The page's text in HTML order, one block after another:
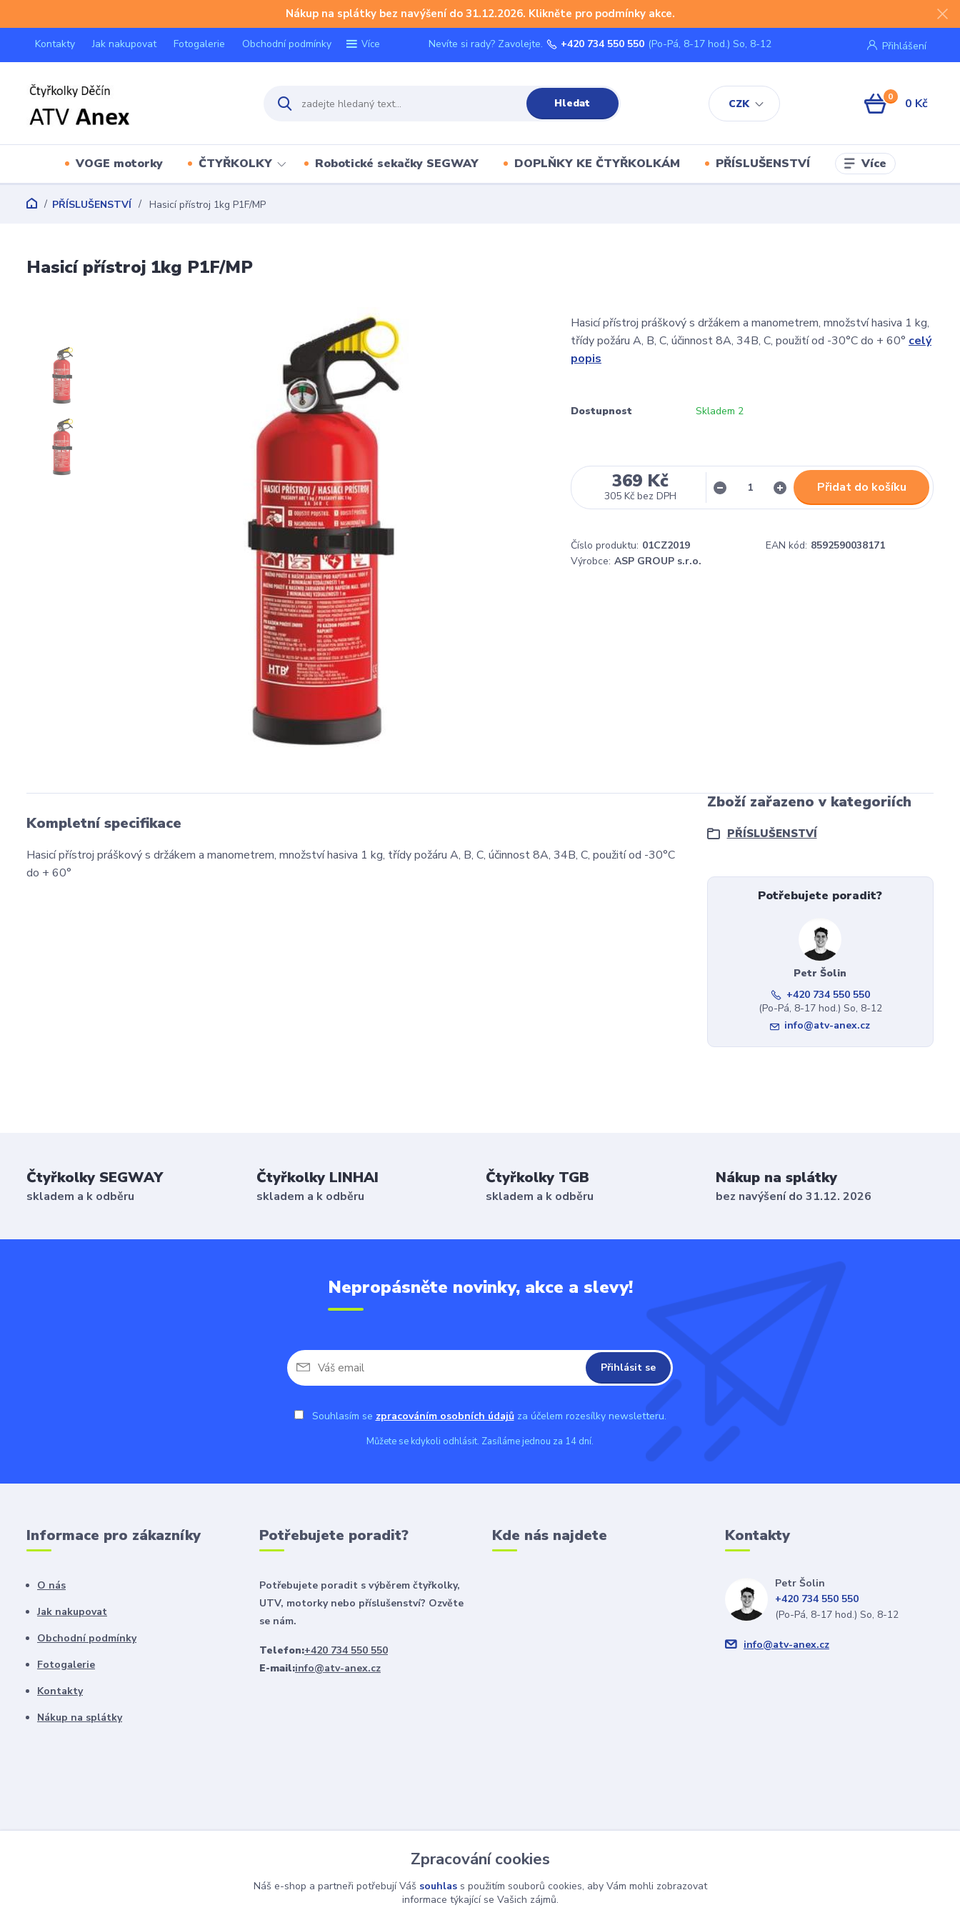
Nákup na splátky bez navýšení do 31.12.2026. Klikněte pro podmínky akce.
Kontakty Jak nakupovat Fotogalerie Obchodní podmínky Více
CZK
Přihlášení
Hledat
Nevíte si rady? Zavolejte. +420 734 550 550 (Po-Pá, 8-17 hod.) So, 8-12
0 0 Kč
VOGE motorky ČTYŘKOLKY Robotické sekačky SEGWAY DOPLŇKY KE ČTYŘKOLKÁM PŘÍSLUŠENSTVÍ Více
PŘÍSLUŠENSTVÍ Hasicí přístroj 1kg P1F/MP
Hasicí přístroj 1kg P1F/MP
Hasicí přístroj práškový s držákem a manometrem, množství hasiva 1 kg,
třídy požáru A, B, C, účinnost 8A, 34B, C, použití od -30°C do + 60° celý
popis
Dostupnost Skladem 2
369 Kč
305 Kč bez DPH
Přidat do košíku
Číslo produktu: 01CZ2019 EAN kód: 8592590038171
Výrobce: ASP GROUP s.r.o.
Kompletní specifikace
Hasicí přístroj práškový s držákem a manometrem, množství hasiva 1 kg, třídy požáru A, B, C, účinnost 8A, 34B, C, použití od -30°C
do + 60°
Zboží zařazeno v kategoriích
PŘÍSLUŠENSTVÍ
Potřebujete poradit?
Petr Šolin
+420 734 550 550
(Po-Pá, 8-17 hod.) So, 8-12
info@atv-anex.cz
Čtyřkolky SEGWAY
skladem a k odběru
Čtyřkolky LINHAI
skladem a k odběru
Čtyřkolky TGB
skladem a k odběru
Nákup na splátky
bez navýšení do 31.12. 2026
Nepropásněte novinky, akce a slevy!
Přihlásit se
Souhlasím se zpracováním osobních údajůza účelem rozesílky newsletteru.
Můžete se kdykoli odhlásit. Zasíláme jednou za 14 dní.
Informace pro zákazníky
O nás
Jak nakupovat
Obchodní podmínky
Fotogalerie
Kontakty
Nákup na splátky
Potřebujete poradit?
Potřebujete poradit s výběrem čtyřkolky,
UTV, motorky nebo příslušenství? Ozvěte
se nám.
Telefon:+420 734 550 550
E-mail:info@atv-anex.cz
Kde nás najdete Kontakty
Petr Šolin
+420 734 550 550
(Po-Pá, 8-17 hod.) So, 8-12
info@atv-anex.cz
Zpracování cookies
Náš e-shop a partneři potřebují Váš souhlass použitím souborů cookies, aby Vám mohli zobrazovat
informace týkající se Vašich zájmů.